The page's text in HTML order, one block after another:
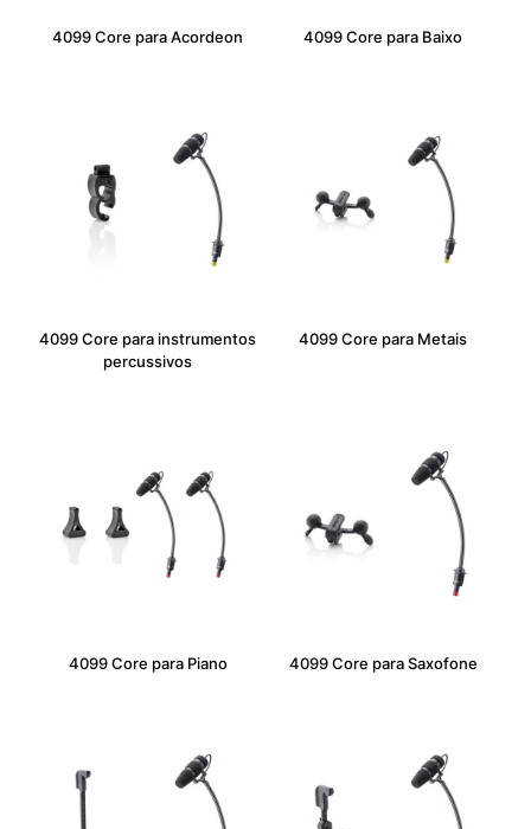
4099 Core para Acordeon 4099 Core para Baixo
4099 Core para instrumentos
percussivos
4099 Core para Metais
4099 Core para Piano 4099 Core para Saxofone